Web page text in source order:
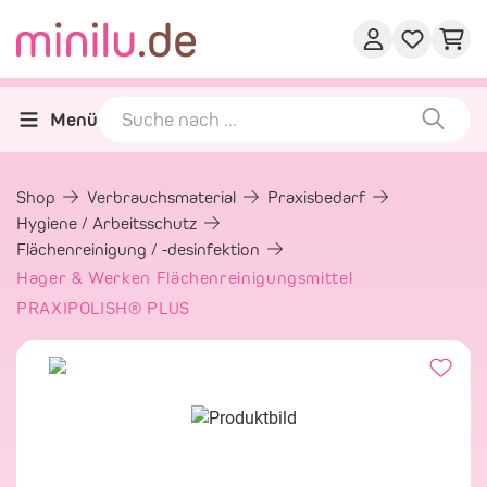
Menü
Shop Verbrauchsmaterial
Praxisbedarf
Hygiene / Arbeitsschutz
Flächenreinigung / -desinfektion
Hager & Werken Flächenreinigungsmittel
PRAXIPOLISH® PLUS